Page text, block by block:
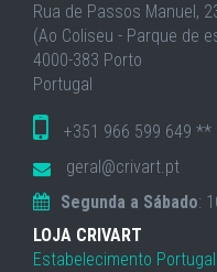
Rua de Passos Manuel,
(Ao Coliseu - Parque de
4000-383 Porto
Portugal
+351 966 599 649 **
geral@crivart.pt
Segunda a Sábado:
LOJA CRIVART
Estabelecimento